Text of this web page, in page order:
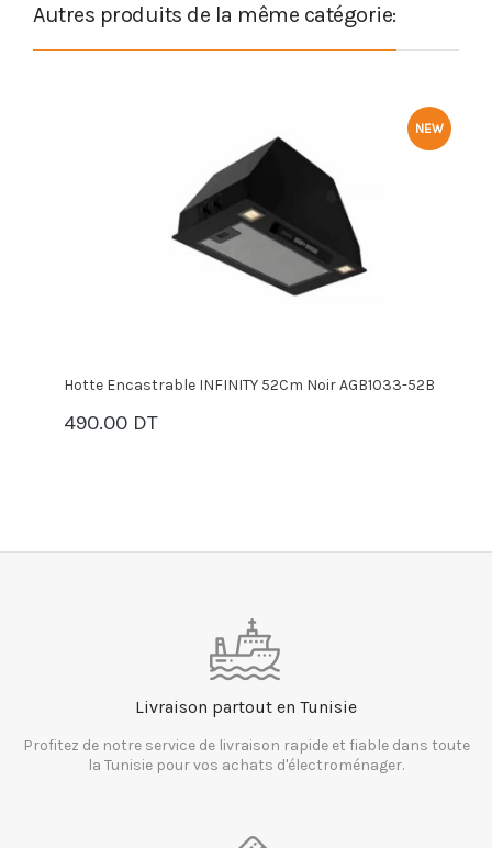
Autres produits de la même catégorie:
NEW
Hotte Encastrable INFINITY 52Cm Noir AGB1033-52B
490.00 DT
PANIER
Livraison partout en Tunisie
Profitez de notre service de livraison rapide et fiable dans toute
la Tunisie pour vos achats d'électroménager.